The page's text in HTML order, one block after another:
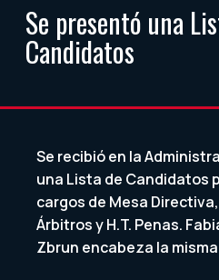
Se presentó una
Candidatos
Se recibió en la
una Lista de Candidatos
cargos de Mesa
Árbitros y H.T. Penas.
Zbrun encabeza la